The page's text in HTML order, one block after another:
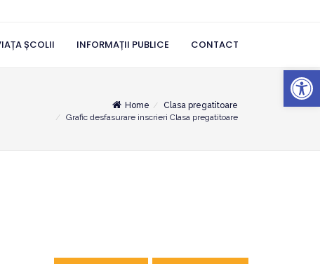
ȘCOLII INFORMAȚII PUBLICE CONTACT
Home
Clasa pregatitoare
Grafic desfasurare inscrieri Clasa pregatitoare